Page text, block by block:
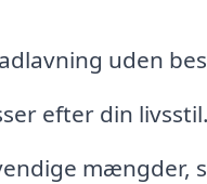
uden
efter din livsstil.
mængder,